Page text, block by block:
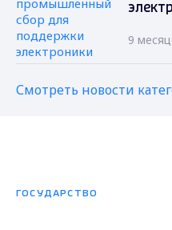
9
Смотреть новости
ГОСУДАРСТВО